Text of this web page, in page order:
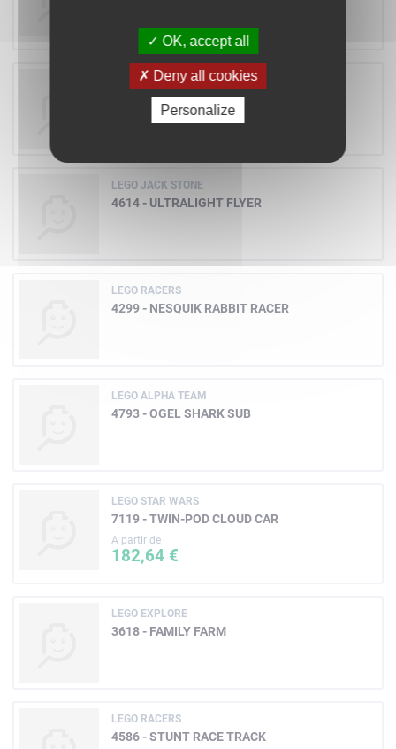
LEGO JACK STONE
1435 - SUPER GLIDER
LEGO JACK STONE
4614 - ULTRALIGHT FLYER
LEGO RACERS
4299 - NESQUIK RABBIT RACER
LEGO ALPHA TEAM
4793 - OGEL SHARK SUB
LEGO STAR WARS
7119 - TWIN-POD CLOUD CAR
A partir de
182,64 €
LEGO EXPLORE
3618 - FAMILY FARM
LEGO RACERS
4586 - STUNT RACE TRACK
OK, accept all
Deny all cookies
Personalize